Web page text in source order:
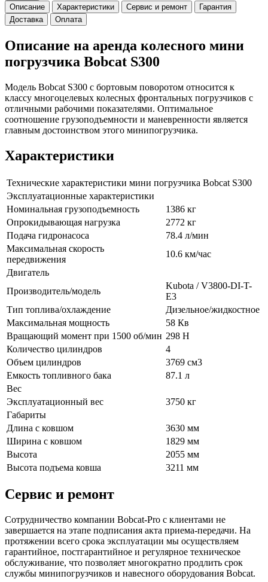
Описание Характеристики Сервис и ремонт
Гарантия
Доставка
Оплата
Описание на аренда колесного мини
погрузчика Bobcat S300
Модель Bobcat S300 с бортовым поворотом относится к
классу многоцелевых колесных фронтальных погрузчиков с
отличными рабочими показателями. Оптимальное
соотношение грузоподъемности и маневренности является
главным достоинством этого минипогрузчика.
Характеристики
Технические характеристики мини погрузчика Bobcat S300
Эксплуатационные характеристики
Номинальная грузоподъемность
1386 кг
Опрокидывающая нагрузка
2772 кг
Подача гидронасоса
78.4 л/мин
Максимальная скорость
передвижения
10.6 км/час
Двигатель
Производитель/модель
Kubota / V3800-DI-T-
E3
Тип топлива/охлаждение
Дизельное/жидкостное
Максимальная мощность
58 Кв
Вращающий момент при 1500 об/мин 298 Н
Количество цилиндров
4
Объем цилиндров
3769 см3
Емкость топливного бака
87.1 л
Вес
Эксплуатационный вес
3750 кг
Габариты
Длина с ковшом
3630 мм
Ширина с ковшом
1829 мм
Высота
2055 мм
Высота подъема ковша
3211 мм
Сервис и ремонт
Сотрудничество компании Bobcat-Pro с клиентами не
завершается на этапе подписания акта приема-передачи. На
протяжении всего срока эксплуатации мы осуществляем
гарантийное, постгарантийное и регулярное техническое
обслуживание, что позволяет многократно продлить срок
службы минипогрузчиков и навесного оборудования Bobcat.